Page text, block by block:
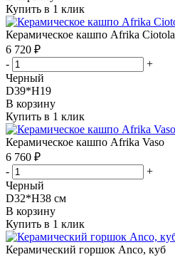
Купить в 1 клик
Керамическое кашпо Afrika Ciotola
6 720 ₽
-
+
Черный
D39*Н19
В корзину
Купить в 1 клик
Керамическое кашпо Afrika Vaso
6 760 ₽
-
+
Черный
D32*H38 см
В корзину
Купить в 1 клик
Керамический горшок Anco, куб